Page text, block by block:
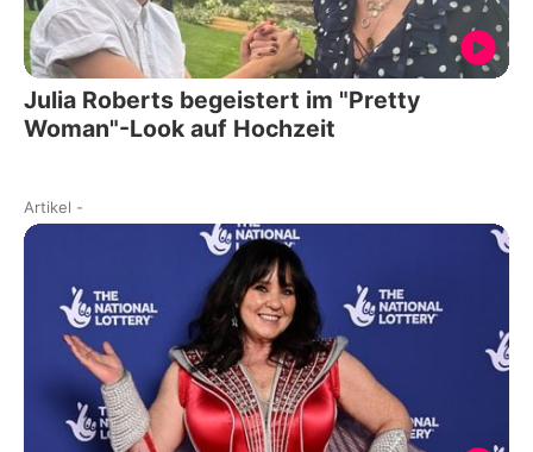
Julia Roberts begeistert im "Pretty
Woman"-Look auf Hochzeit
Artikel -